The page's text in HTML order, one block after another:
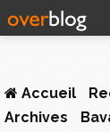
Accueil
Archives